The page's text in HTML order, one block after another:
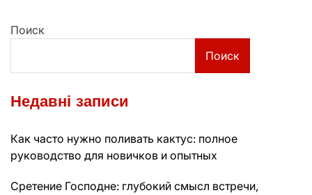
Поиск
Поиск
Недавні записи
Как часто нужно поливать кактус: полное
руководство для новичков и опытных
Сретение Господне: глубокий смысл встречи,